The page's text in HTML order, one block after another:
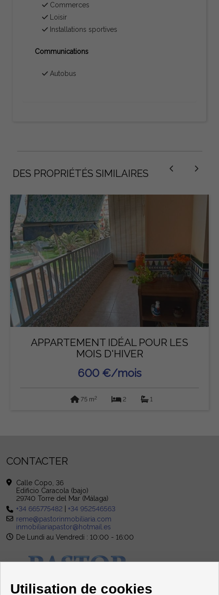
Commerces
Loisir
Installations sportives
Communications
Autobus
DES PROPRIÉTÉS SIMILAIRES
APPARTEMENT IDÉAL POUR LES
MOIS D'HIVER
600 €/mois
75 m2 2 1
CONTACTER
Calle Copo, 36
Edificio Caracola (bajo)
29740 Torre del Mar (Málaga)
+34 665775482 |+34 952546563
reme@pastorinmobiliaria.com
inmobiliariapastor@hotmail.es
De Lundi au Vendredi : 10:00 - 16:00
Utilisation de cookies